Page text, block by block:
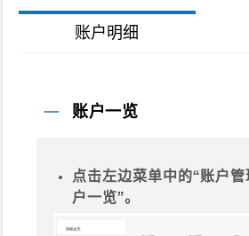
账户明细
账户一览
点击左边菜单中的“账户管
户一览”。